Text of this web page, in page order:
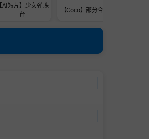
【AI短片】少女弹珠
台
【Coco】部分合集4